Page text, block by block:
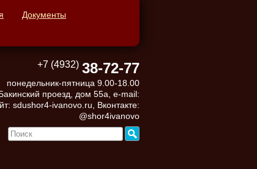
Документы
+7 (4932) 38-72-77
понедельник-пятница 9.00-18.00
проезд, дом 55а, e-mail:
sdushor4-ivanovo.ru, Вконтакте:
@shor4ivanovo